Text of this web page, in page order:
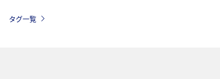
タグ一覧